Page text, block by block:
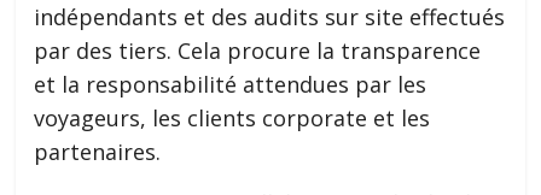
indépendants et des audits sur site effectués
par des tiers. Cela procure la transparence
et la responsabilité attendues par les
voyageurs, les clients corporate et les
partenaires.